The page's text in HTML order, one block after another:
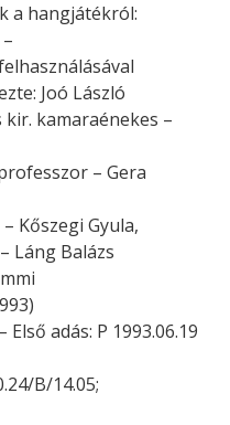
a hangjátékról:
Joó László
kir. kamaraénekes –
– Gera
Kőszegi Gyula,
Láng Balázs
adás: P 1993.06.19
B/14.05;